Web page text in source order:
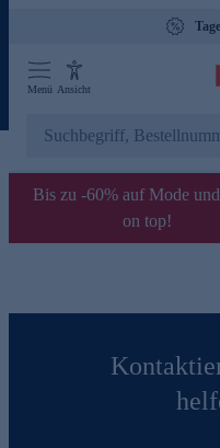
Menü Ansicht
Bis zu -60% auf Mode
on top!